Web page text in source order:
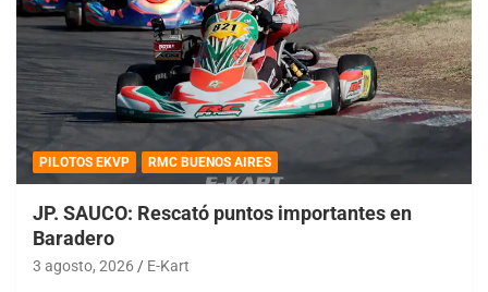
PILOTOS EKVP RMC BUENOS AIRES
JP. SAUCO: Rescató puntos importantes en
Baradero
3 agosto, 2026 E-Kart